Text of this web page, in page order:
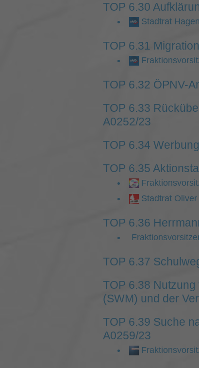
TOP 6.30
Stadtrat
TOP 6.31
TOP 6.32 ÖPNV-
TOP 6.33
A0252/23
TOP 6.34
TOP 6.35
Stadtrat
TOP 6.36
TOP 6.37
TOP 6.38
(SWM) und der
TOP 6.39 Suche
A0259/23